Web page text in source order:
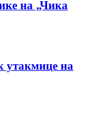
на „Чика
утакмице на